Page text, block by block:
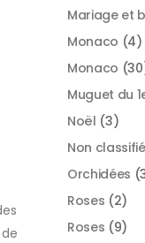
Mariage et
Monaco (4)
Monaco
Muguet du
Noël (3)
Non
Orchidées
Roses (2)
Roses (9)